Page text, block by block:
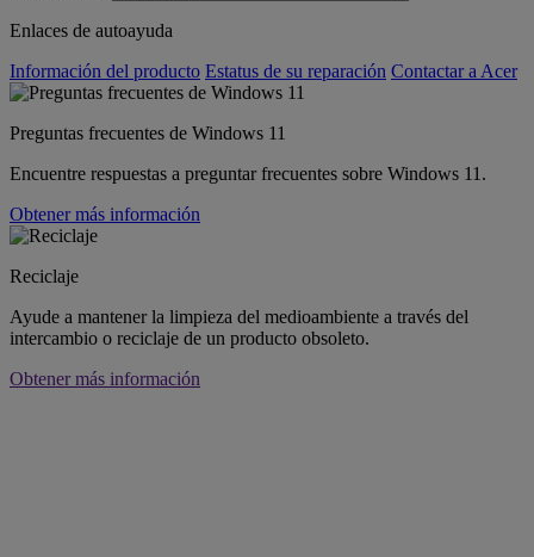
Enlaces de autoayuda
Información del producto Estatus de su reparación Contactar a Acer
Preguntas frecuentes de Windows 11
Encuentre respuestas a preguntar frecuentes sobre Windows 11.
Obtener más información
Reciclaje
Ayude a mantener la limpieza del medioambiente a través del
intercambio o reciclaje de un producto obsoleto.
Obtener más información